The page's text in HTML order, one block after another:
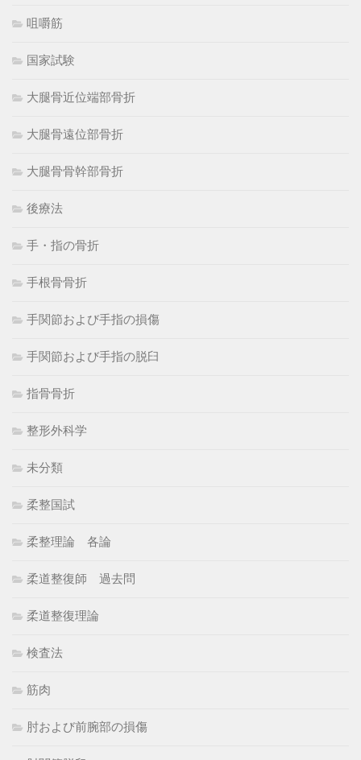
咀嚼筋
国家試験
大腿骨近位端部骨折
大腿骨遠位部骨折
大腿骨骨幹部骨折
後療法
手・指の骨折
手根骨骨折
手関節および手指の損傷
手関節および手指の脱臼
指骨骨折
整形外科学
未分類
柔整国試
柔整理論 各論
柔道整復師 過去問
柔道整復理論
検査法
筋肉
肘および前腕部の損傷